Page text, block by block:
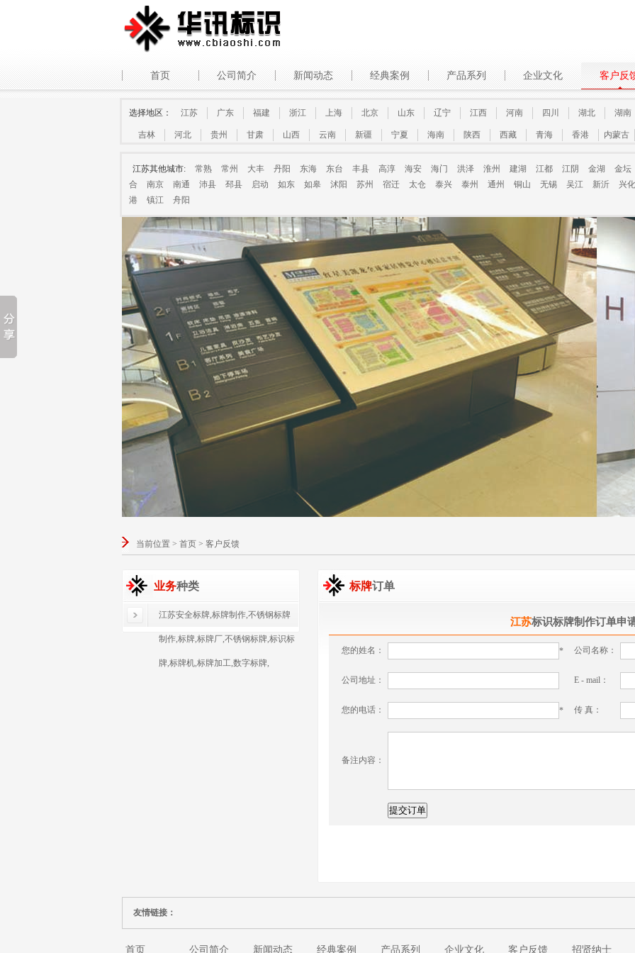
首页 公司简介 新闻动态 经典案例 产品系列 企业文化 客户反
选择地区： 江苏 广东 福建 浙江 上海 北京 山东 辽宁 江西 河南 四川 湖北 湖南
吉林 河北 贵州 甘肃 山西 云南 新疆 宁夏 海南 陕西 西藏 青海 香港 内蒙古
江苏其他城市: 常熟 常州 大丰 丹阳 东海 东台 丰县 高淳 海安 海门 洪泽 淮州 建湖 江都 江阴 金湖
金坛
合
南京 南通 沛县 邳县 启动 如东 如皋 沭阳 苏州 宿迁 太仓 泰兴 泰州 通州 铜山 无锡 吴江 新沂
兴化
港
镇江 舟阳
当前位置 > 首页 > 客户反馈
业务种类
江苏安全标牌,标牌制作,不锈钢标牌
制作,标牌,标牌厂,不锈钢标牌,标识标
牌,标牌机,标牌加工,数字标牌,
标牌订单
江苏标识标牌制作订单申
您的姓名： * 公司名称：
公司地址： E - mail：
您的电话： * 传 真：
备注内容：
友情链接：
首页 公司简介 新闻动态 经典案例 产品系列 企业文化 客户反馈 招贤纳士